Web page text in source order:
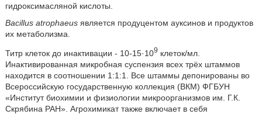
гидроксимасляной кислоты.
Bacillus atrophaeusявляется продуцентом ауксинов и продуктов
их метаболизма.
Титр клеток до инактивации - 10-15·109 клеток/мл.
Инактивированная микробная суспензия всех трёх штаммов
находится в соотношении 1:1:1. Все штаммы депонированы во
Всероссийскую государственную коллекция (ВКМ) ФГБУН
«Институт биохимии и физиологии микроорганизмов им. Г.К.
Скрябина РАН». Агрохимикат также включает в себя